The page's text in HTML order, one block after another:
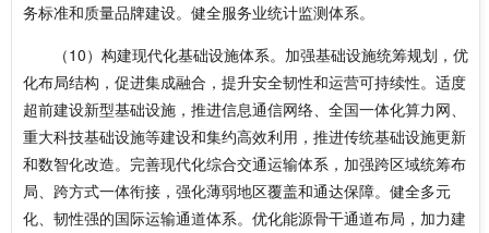
务标准和质量品牌建设。健全服务业统计监测体系。
（10）构建现代化基础设施体系。加强基础设施统筹规划，优
化布局结构，促进集成融合，提升安全韧性和运营可持续性。适度
超前建设新型基础设施，推进信息通信网络、全国一体化算力网、
重大科技基础设施等建设和集约高效利用，推进传统基础设施更新
和数智化改造。完善现代化综合交通运输体系，加强跨区域统筹布
局、跨方式一体衔接，强化薄弱地区覆盖和通达保障。健全多元
化、韧性强的国际运输通道体系。优化能源骨干通道布局，加力建